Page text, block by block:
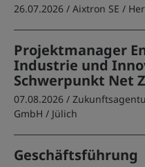
26.07.2026 / Aixtron SE /
Projektmanager
Industrie und
Schwerpunkt Net
07.08.2026 /
GmbH / Jülich
Geschäftsführung